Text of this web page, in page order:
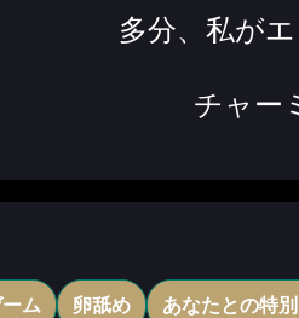
多分、私が
チャー
ム 卵舐め
あなたとの特